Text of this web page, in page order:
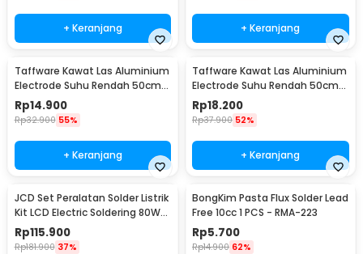
+ Keranjang + Keranjang
Taffware Kawat Las Aluminium
Electrode Suhu Rendah 50cm
20 PCS 1.6mm - M127271
Rp14.900
Rp32.900 55%
+ Keranjang
Taffware Kawat Las Aluminium
Electrode Suhu Rendah 50cm
20 PCS 2.0mm - M127271
Rp18.200
Rp37.900 52%
+ Keranjang
JCD Set Peralatan Solder Listrik
Kit LCD Electric Soldering 80W
220V - CS-908S A
Rp115.900
Rp181.900 37%
BongKim Pasta Flux Solder Lead
Free 10cc 1 PCS - RMA-223
Rp5.700
Rp14.900 62%